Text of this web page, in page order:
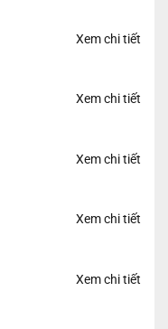
Xem chi tiết
Xem chi tiết
Xem chi tiết
Xem chi tiết
Xem chi tiết